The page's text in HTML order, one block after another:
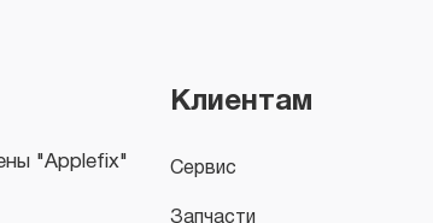
Клиентам
Сервис
Запчасти